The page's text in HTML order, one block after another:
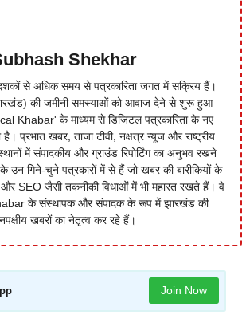
Shekhar
से अधिक समय से पत्रकारिता जगत में सक्रिय हैं।
की जमीनी समस्याओं को आवाज देने से शुरू हुआ
Khabar' के माध्यम से डिजिटल पत्रकारिता के नए
प्रभात खबर, ताजा टीवी, नक्षत्र न्यूज और राष्ट्रीय
में संपादकीय और ग्राउंड रिपोर्टिंग का अनुभव रखने
उन गिने-चुने पत्रकारों में से हैं जो खबर की बारीकियों के
और SEO जैसी तकनीकी विधाओं में भी महारत रखते हैं। वे
के संस्थापक और संपादक के रूप में झारखंड की
खबरों का नेतृत्व कर रहे हैं।
Join Now